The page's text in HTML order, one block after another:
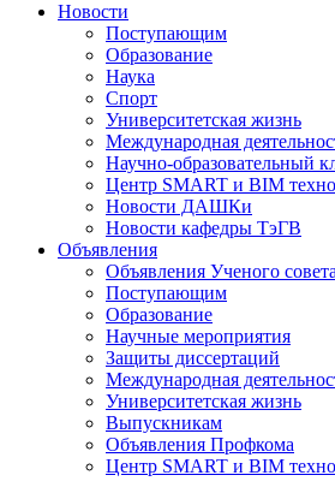
Новости
Поступающим
Образование
Наука
Спорт
Университетская жизнь
Международная
Научно-образовательный
Центр SMART и BIM
Новости ДАШКи
Новости кафедры ТэГВ
Объявления
Объявления Ученого совета
Поступающим
Образование
Научные мероприятия
Защиты диссертаций
Международная
Университетская жизнь
Выпускникам
Объявления Профкома
Центр SMART и BIM